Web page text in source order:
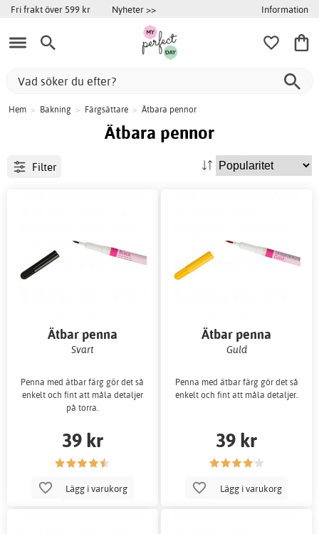
Fri frakt över 599 kr Nyheter >> Information
Hem > Bakning > Färgsättare > Ätbara pennor
Ätbara pennor
Filter
Ätbar penna
Svart
Penna med ätbar färg gör det så
enkelt och fint att måla detaljer
på torra.
39 kr
Lägg i varukorg
Ätbar penna
Guld
Penna med ätbar färg gör det så
enkelt och fint att måla detaljer.
39 kr
Lägg i varukorg